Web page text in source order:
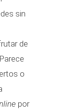
sin
de
o
por